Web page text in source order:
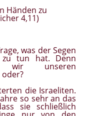
Händen zu
4,11)
was der Segen
tun hat. Denn
wir unseren
die Israeliten.
so sehr an das
sie schließlich